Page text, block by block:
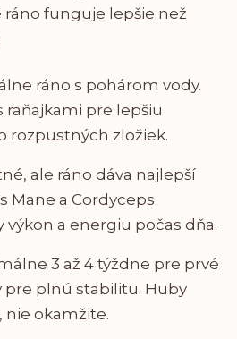
ráno funguje lepšie než
ráno s pohárom vody.
pre lepšiu
rozpustných zložiek.
ale ráno dáva najlepší
Mane a Cordyceps
a energiu počas dňa.
3 až 4 týždne pre prvé
pre plnú stabilitu. Huby
okamžite.